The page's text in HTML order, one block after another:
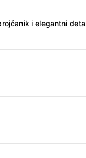
i elegantni